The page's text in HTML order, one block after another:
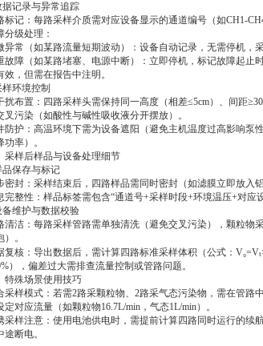
据记录与异常追踪
标记：每路采样介质需对应设备显示的通道编号（如CH1-
分级处理：
异常（如某路流量短期波动）：设备自动记录，无需停机，
故障（如某路堵塞、电源中断）：立即停机，标记故障起止
效，但需在报告中注明。
样环境控制
扰布置：四路采样头需保持同一高度（相差≤5cm）、间距
叉污染（如酸性与碱性吸收液分开摆放）。
防护：高温环境下需为设备遮阳（避免主机温度过高影响
功率）。
采样后样品与设备处理细节
品保存与标记
密封：采样结束后，四路样品需同时密封（如滤膜立即放
完整性：样品标签需包含“通道号+采样时段+环境温压+对
备维护与数据校验
清洁：每路采样管路需单独清洗（避免交叉污染），颗粒物
）。
复核：导出数据后，需计算四路标准采样体积（公式：
），偏差过大需排查流量控制或管路问题。
特殊场景使用技巧
采样模式：若需2路采颗粒物、2路采气态污染物，需在管
定对应流量（如颗粒物16.7L/min，气态1L/min）。
采样注意：使用电池供电时，需提前计算四路同时运行的续
途断电。